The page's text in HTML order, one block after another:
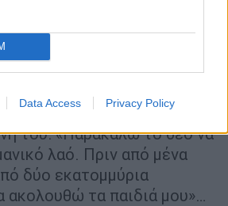
Data Access Privacy Policy
λεπτά μπαίνει οΚάιτελ.
αλλά είναι κατάχλωμος.
στο ικρίωμα και κατόπιν σε
Πώς
τίποτα να πείτε; Και
του: «Παρακαλώ το θεό να
λαό. Πριν από μένα
δύο εκατομμύρια
τα παιδιά μου»…